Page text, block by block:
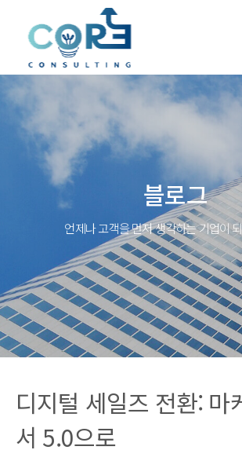
블로그
언제나 고객을 먼저 생각하는 기업이
디지털 세일즈 전환: 마
서 5.0으로